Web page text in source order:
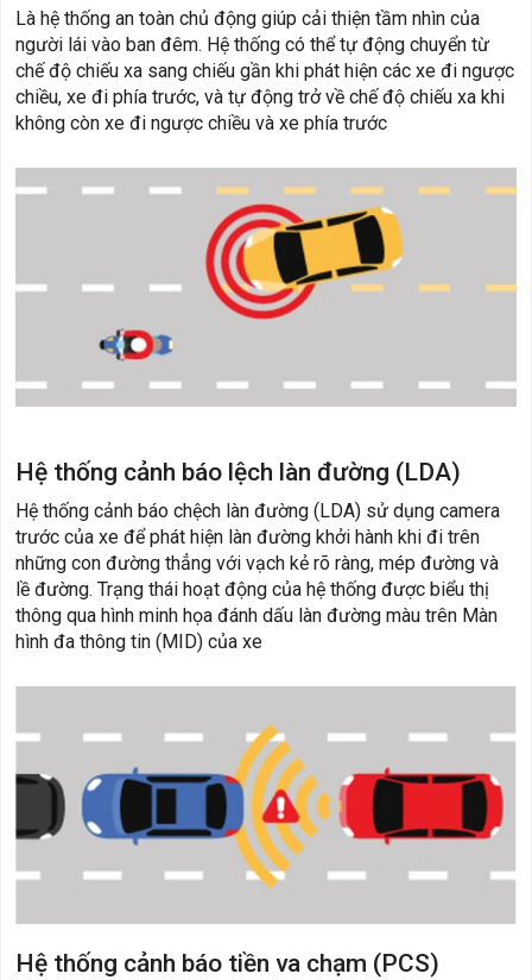
Là hệ thống an toàn chủ động giúp cải thiện tầm nhìn của
người lái vào ban đêm. Hệ thống có thể tự động chuyển từ
chế độ chiếu xa sang chiếu gần khi phát hiện các xe đi ngược
chiều, xe đi phía trước, và tự động trở về chế độ chiếu xa khi
không còn xe đi ngược chiều và xe phía trước
Hệ thống cảnh báo lệch làn đường (LDA)
​Hệ thống cảnh báo chệch làn đường (LDA) sử dụng camera
trước của xe để phát hiện làn đường khởi hành khi đi trên
những con đường thẳng với vạch kẻ rõ ràng, mép đường và
lề đường. Trạng thái hoạt động của hệ thống được biểu thị
thông qua hình minh họa đánh dấu làn đường màu trên Màn
hình đa thông tin (MID) của xe
Hệ thống cảnh báo tiền va chạm (PCS)